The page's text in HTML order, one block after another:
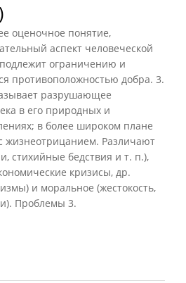
оценочное понятие,
аспект человеческой
подлежит ограничению и
противоположностью добра. 3.
разрушающее
в его природных и
в более широком плане
жизнеотрицанием. Различают
стихийные бедствия и т. п.),
кризисы, др.
и моральное (жестокость,
Проблемы 3.